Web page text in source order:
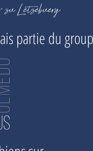
partie du